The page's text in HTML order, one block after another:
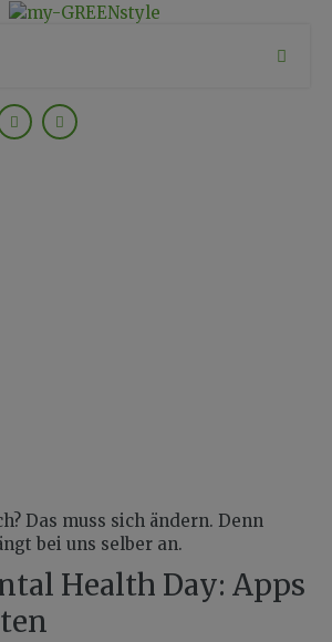
Das muss sich ändern. Denn
bei uns selber an.
Health Day: Apps